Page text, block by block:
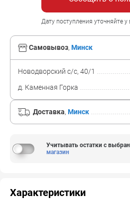
Дату поступления уточняйте
Самовывоз, Минск
Новодворский с/с, 40/1
д. Каменная Горка
Доставка, Минск
Учитывать остатки с
магазин
Характеристики